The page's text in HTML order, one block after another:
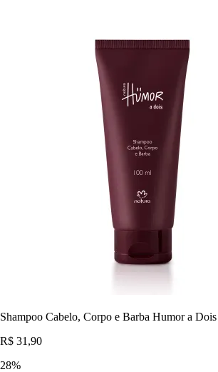
Shampoo Cabelo, Corpo e Barba Humor a Dois
R$ 31,90
28%